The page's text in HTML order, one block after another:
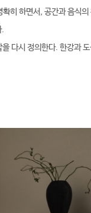
히 하면서, 공간과 음식의
.
다시 정의한다. 한강과 도